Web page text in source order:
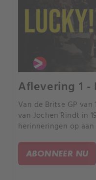
Aflevering 1 -
Van de Britse GP
van Jochen Rindt in
herinneringen op
ABONNEER NU